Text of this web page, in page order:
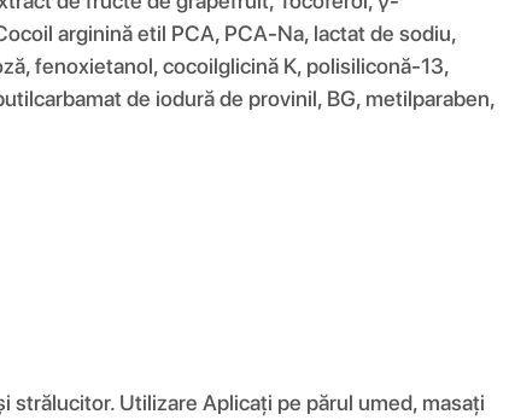
arginină etil PCA, PCA-Na, lactat de sodiu,
fenoxietanol, cocoilglicină K, polisiliconă-13,
de iodură de provinil, BG, metilparaben,
Utilizare Aplicați pe părul umed, masați